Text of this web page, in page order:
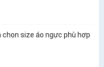
chọn size áo ngực phù hợp